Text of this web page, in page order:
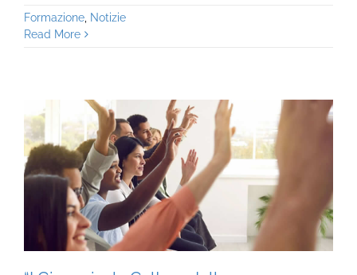
Formazione, Notizie
Read More